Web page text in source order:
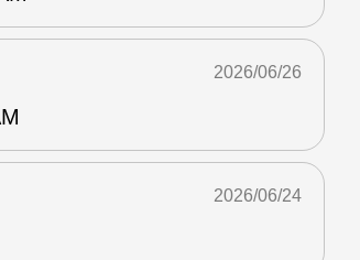
2026/06/26
2026/06/24